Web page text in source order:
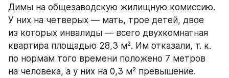
Димы на общезаводскую жилищную комиссию.
У них на четверых — мать, трое детей, двое
из которых инвалиды — всего двухкомнатная
квартира площадью 28,3 м². Им отказали, т. к.
по нормам того времени положено 7 метров
на человека, а у них на 0,3 м² превышение.